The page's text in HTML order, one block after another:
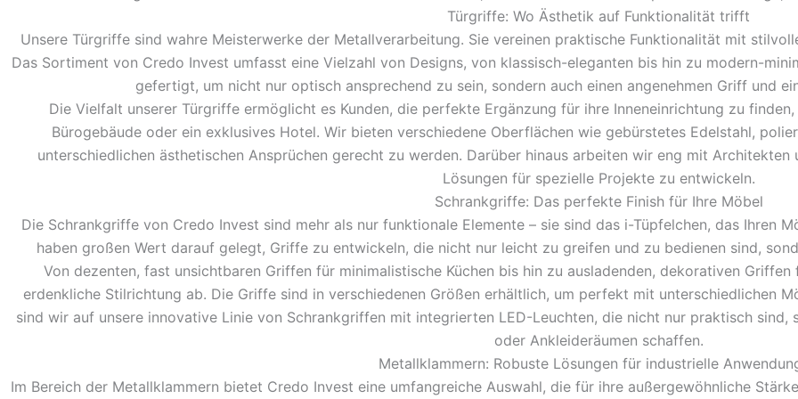
Türgriffe: Wo Ästhetik auf Funktionalität trifft
Unsere Türgriffe sind wahre Meisterwerke der Metallverarbeitung. Sie vereinen praktische Funktionalität mit
Das Sortiment von Credo Invest umfasst eine Vielzahl von Designs, von klassisch-eleganten bis hin zu modern-
gefertigt, um nicht nur optisch ansprechend zu sein, sondern auch einen angenehmen Griff und
Die Vielfalt unserer Türgriffe ermöglicht es Kunden, die perfekte Ergänzung für ihre Inneneinrichtung zu
Bürogebäude oder ein exklusives Hotel. Wir bieten verschiedene Oberflächen wie gebürstetes Edelstahl,
unterschiedlichen ästhetischen Ansprüchen gerecht zu werden. Darüber hinaus arbeiten wir eng mit
Lösungen für spezielle Projekte zu entwickeln.
Schrankgriffe: Das perfekte Finish für Ihre Möbel
Die Schrankgriffe von Credo Invest sind mehr als nur funktionale Elemente – sie sind das i-Tüpfelchen, das Ihren
haben großen Wert darauf gelegt, Griffe zu entwickeln, die nicht nur leicht zu greifen und zu bedienen sind,
Von dezenten, fast unsichtbaren Griffen für minimalistische Küchen bis hin zu ausladenden, dekorativen
erdenkliche Stilrichtung ab. Die Griffe sind in verschiedenen Größen erhältlich, um perfekt mit unterschiedlichen
sind wir auf unsere innovative Linie von Schrankgriffen mit integrierten LED-Leuchten, die nicht nur praktisch sind,
oder Ankleideräumen schaffen.
Metallklammern: Robuste Lösungen für industrielle
Im Bereich der Metallklammern bietet Credo Invest eine umfangreiche Auswahl, die für ihre außergewöhnliche